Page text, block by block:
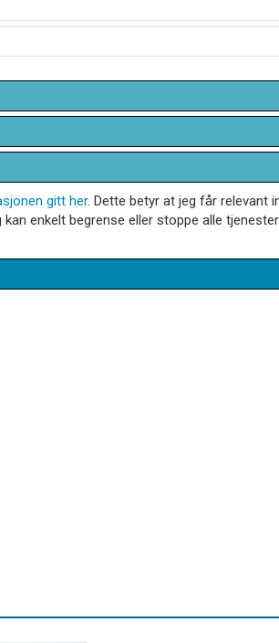
gitt her. Dette betyr at jeg får relevant
enkelt begrense eller stoppe alle